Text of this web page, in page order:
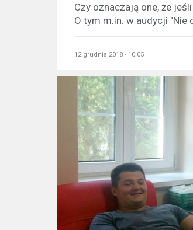
Czy oznaczają one, że
O tym m.in. w audycji "Nie
12 grudnia 2018 - 10:05